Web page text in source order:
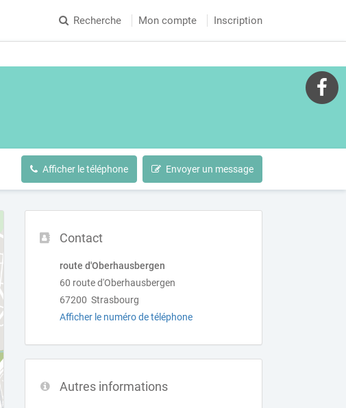
Recherche Mon compte Inscription
Afficher le téléphone Envoyer un message
Contact
route d'Oberhausbergen
60 route d'Oberhausbergen
67200 Strasbourg
Afficher le numéro de téléphone
Autres informations